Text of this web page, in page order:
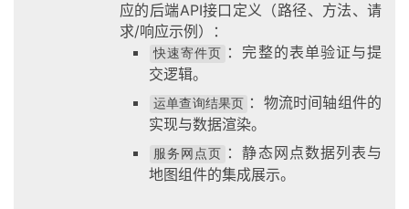
应的后端API接口定义（路径、方法、请
求/响应示例）：
快速寄件页
：完整的表单验证与提
交逻辑。
运单查询结果页 ：物流时间轴组件的
实现与数据渲染。
服务网点页
：静态网点数据列表与
地图组件的集成展示。